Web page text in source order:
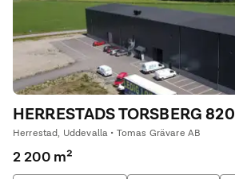
HERRESTADS TORSBERG 820
Herrestad, Uddevalla • Tomas Grävare AB
2 200 m²